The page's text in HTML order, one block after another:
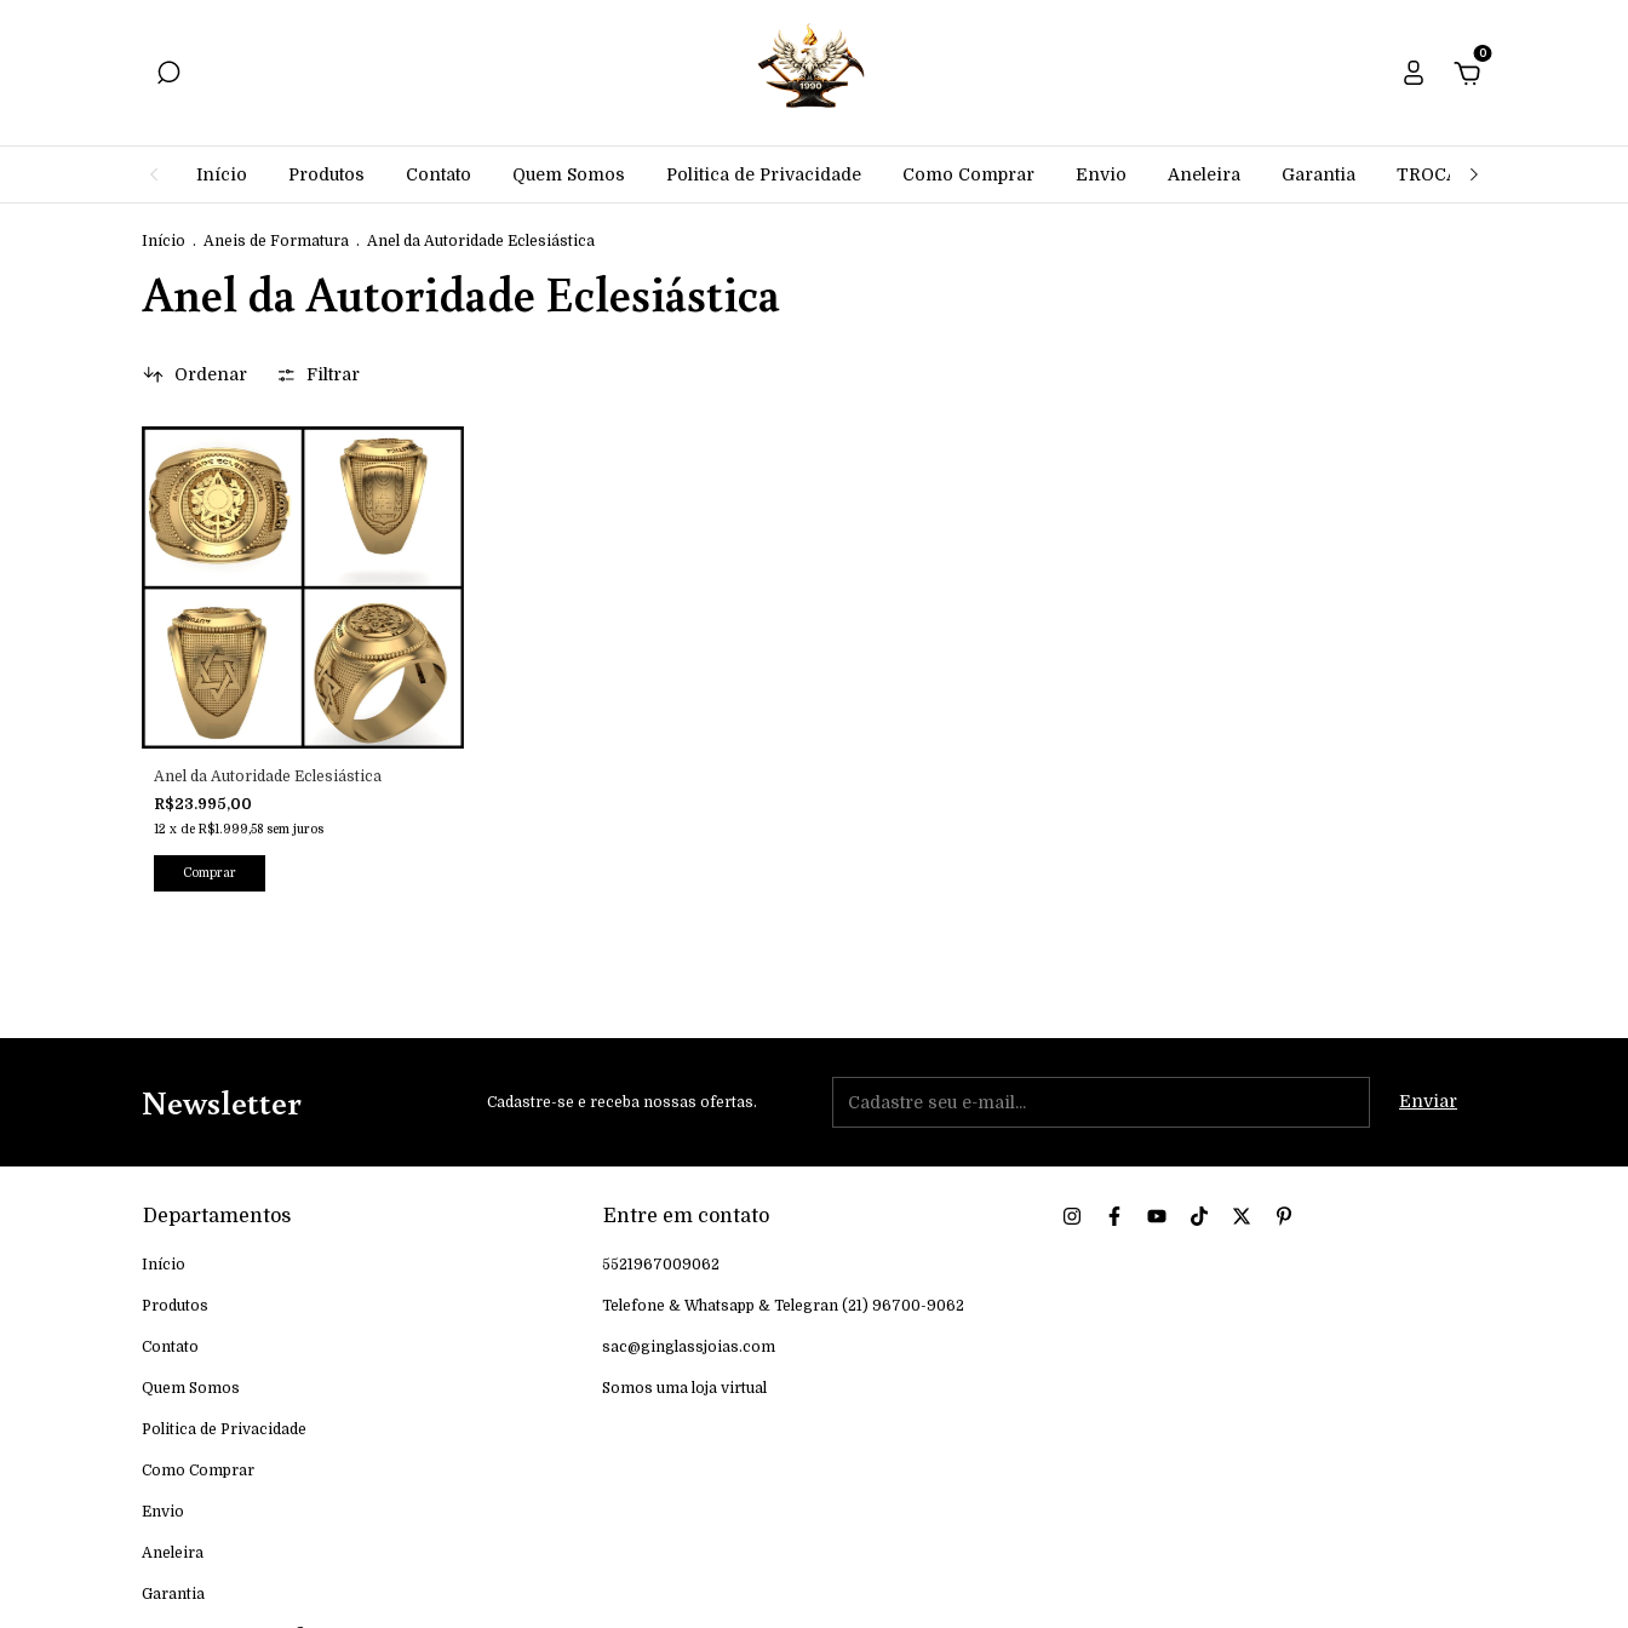
0
Início Produtos Contato Quem Somos Politica de Privacidade Como Comprar Envio Aneleira Garantia TROCAS E DEVOLUÇÕES
Início . Aneis de Formatura . Anel da Autoridade Eclesiástica
Anel da Autoridade Eclesiástica
Ordenar Filtrar
Anel da Autoridade Eclesiástica
R$23.995,00
12 x de R$1.999,58 sem juros
Comprar
Newsletter Cadastre-se e receba nossas ofertas.
Departamentos
Início
Produtos
Contato
Quem Somos
Politica de Privacidade
Como Comprar
Envio
Aneleira
Garantia
Entre em contato
5521967009062
Telefone & Whatsapp & Telegran (21) 96700-9062
sac@ginglassjoias.com
Somos uma loja virtual